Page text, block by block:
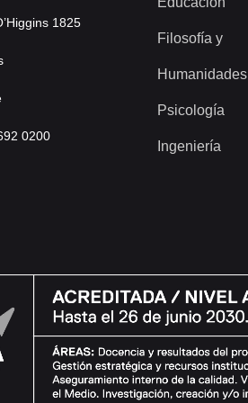
1825
0200
Filosofía y
Humanidades
Psicología
Ingeniería